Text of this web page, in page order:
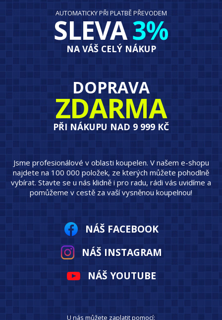
AUTOMATICKY PŘI PLATBĚ PŘEVODEM
SLEVA3%
NA VÁŠ CELÝ NÁKUP
DOPRAVA
ZDARMA
PŘI NÁKUPU NAD 9 999 KČ
Jsme profesionálové v oblasti koupelen. V našem e-shopu
najdete na 100 000 položek, ze kterých můžete pohodlně
vybírat. Stavte se u nás klidně i pro radu, rádi vás uvidíme a
pomůžeme v cestě za vaší vysněnou koupelnou!
NÁŠ FACEBOOK
NÁŠ INSTAGRAM
NÁŠ YOUTUBE
U nás můžete zaplatit pomocí: